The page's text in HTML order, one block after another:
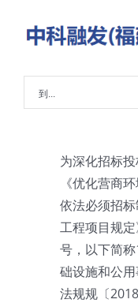
到...
为深化招标
《优化营商
依法必须招
工程项目规
号，以下简
础设施和公
法规规〔